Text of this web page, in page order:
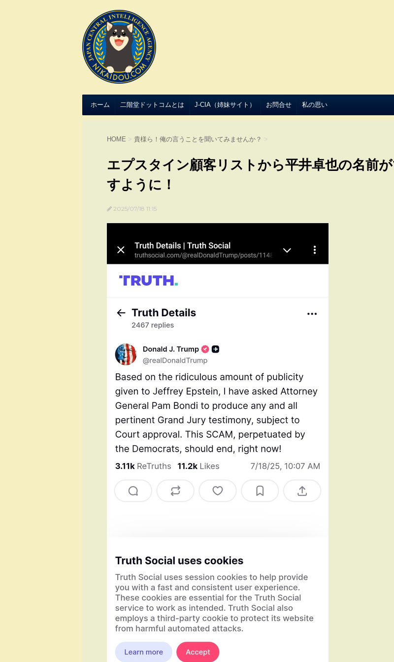
ホーム 二階堂ドットコムとは J-CIA（姉妹サイト） お問合せ 私の思い
HOME > 貴様ら！俺の言うことを聞いてみませんか？ >
エプスタイン顧客リストから平井卓也の名前が
すように！
2025/07/18 11:15